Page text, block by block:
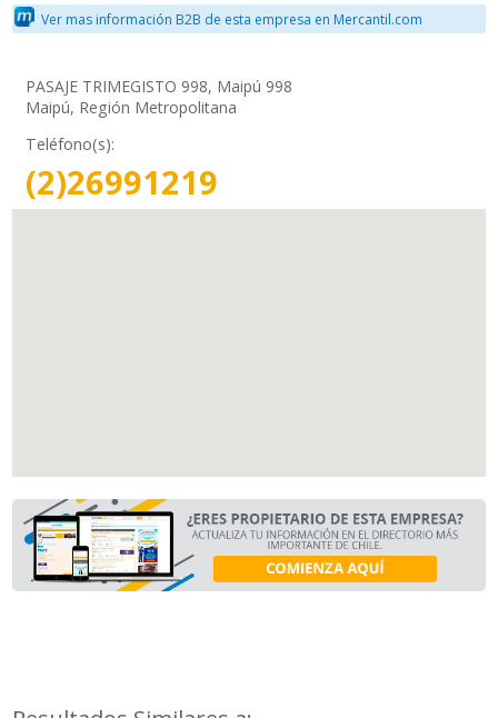
Ver mas información B2B de esta empresa en Mercantil.com
PASAJE TRIMEGISTO 998, Maipú 998
Maipú, Región Metropolitana
Teléfono(s):
(2)26991219